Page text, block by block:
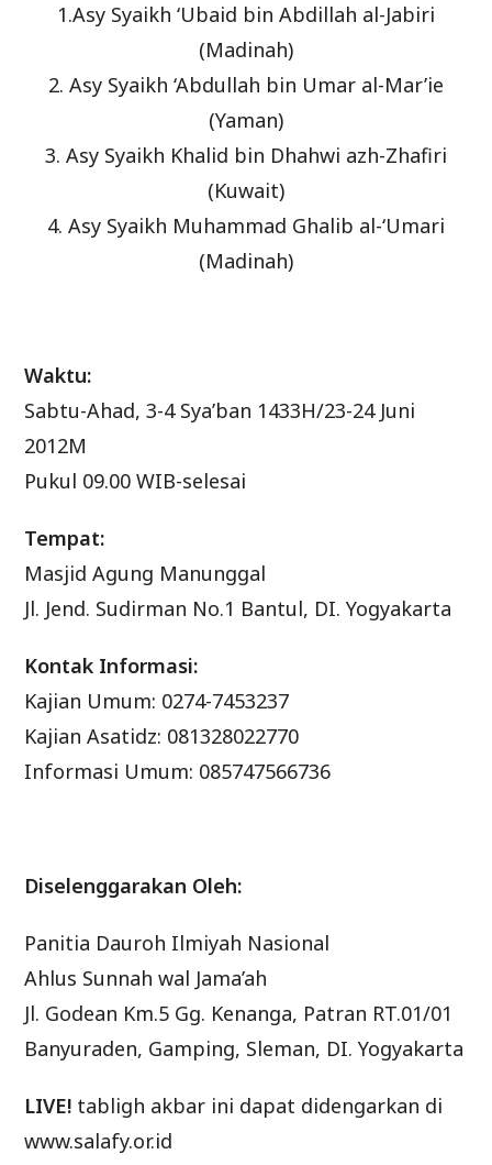
1.Asy Syaikh ‘Ubaid bin Abdillah al-Jabiri
(Madinah)
2. Asy Syaikh ‘Abdullah bin Umar al-Mar’ie
(Yaman)
3. Asy Syaikh Khalid bin Dhahwi azh-Zhafiri
(Kuwait)
4. Asy Syaikh Muhammad Ghalib al-‘Umari
(Madinah)
Waktu:
Sabtu-Ahad, 3-4 Sya’ban 1433H/23-24 Juni
2012M
Pukul 09.00 WIB-selesai
Tempat:
Masjid Agung Manunggal
Jl. Jend. Sudirman No.1 Bantul, DI. Yogyakarta
Kontak Informasi:
Kajian Umum: 0274-7453237
Kajian Asatidz: 081328022770
Informasi Umum: 085747566736
Diselenggarakan Oleh:
Panitia Dauroh Ilmiyah Nasional
Ahlus Sunnah wal Jama’ah
Jl. Godean Km.5 Gg. Kenanga, Patran RT.01/01
Banyuraden, Gamping, Sleman, DI. Yogyakarta
LIVE! tabligh akbar ini dapat didengarkan di
www.salafy.or.id